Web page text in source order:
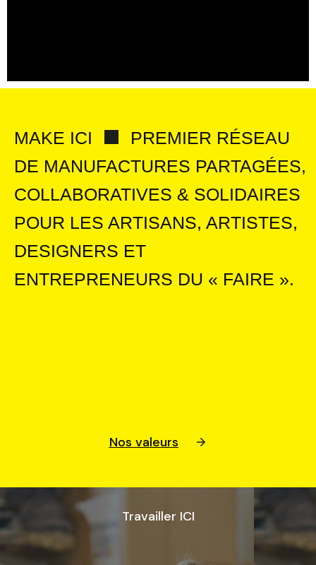
MAKE ICI
PREMIER RÉSEAU
DE MANUFACTURES PARTAGÉES,
COLLABORATIVES & SOLIDAIRES
POUR LES ARTISANS, ARTISTES,
DESIGNERS ET
ENTREPRENEURS DU « FAIRE ».
Nos valeurs
Travailler ICI